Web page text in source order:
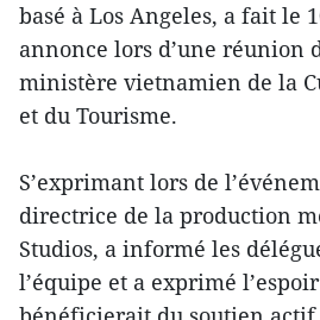
basé à Los Angeles, a fait le
annonce lors d’une réunion
ministère vietnamien de la
et du Tourisme.
S’exprimant lors de
directrice de la production
Studios, a informé les
l’équipe et a exprimé